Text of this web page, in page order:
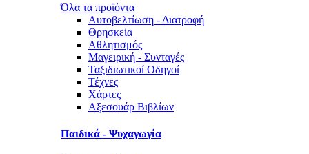
Όλα τα προϊόντα
Αυτοβελτίωση - Διατροφή
Θρησκεία
Αθλητισμός
Μαγειρική - Συνταγές
Ταξιδιωτικοί Οδηγοί
Τέχνες
Χάρτες
Αξεσουάρ Βιβλίων
Παιδικά - Ψυχαγωγία